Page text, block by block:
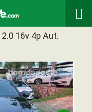

2.0 16v 4p Aut.